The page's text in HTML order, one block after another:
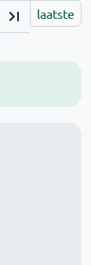
laatste